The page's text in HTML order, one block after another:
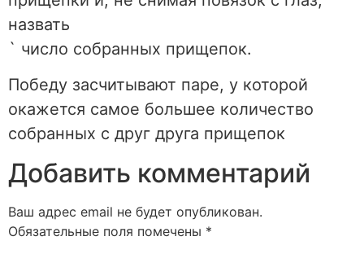
назвать
` число собранных прищепок.
Победу засчитывают паре, у которой
окажется самое большее количество
собранных с друг друга прищепок
Добавить комментарий
Ваш адрес email не будет опубликован.
Обязательные поля помечены *